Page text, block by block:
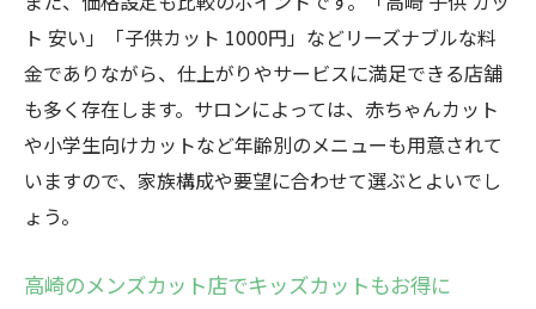
ト 安い」「子供カット 1000円」などリーズナブルな料
金でありながら、仕上がりやサービスに満足できる店舗
も多く存在します。サロンによっては、赤ちゃんカット
や小学生向けカットなど年齢別のメニューも用意されて
いますので、家族構成や要望に合わせて選ぶとよいでし
ょう。
高崎のメンズカット店でキッズカットもお得に